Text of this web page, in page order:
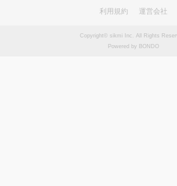
利用規約 運営会社
Copyright© sikmi Inc. All Rights
Powered by BONDO